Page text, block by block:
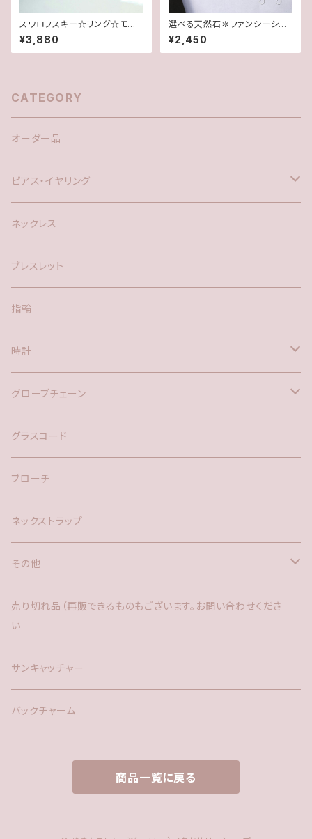
スワロフスキー☆リング☆モンタ
ナ(11.5号)
¥3,880
選べる天然石✽ファンシーシェ
イプ＊(1ペア)14kgfピアス
¥2,450
CATEGORY
オーダー品
ピアス・イヤリング
silver925
アメリカン
ポスト
ネックレス
ブレスレット
指輪
時計
バックチャーム
ネックレス
グローブチェーン
バックチャーム
グラスコード
ブローチ
ネックストラップ
その他
バックチャーム
時計
サンキャッチャー
売り切れ品（再販できるものもございます。お問い合わせくださ
い
サンキャッチャー
バックチャーム
商品一覧に戻る